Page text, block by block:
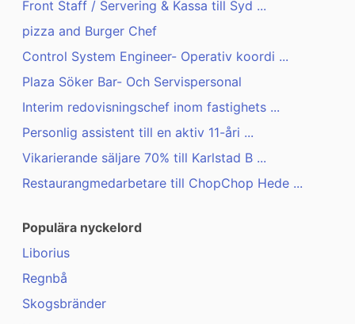
Front Staff / Servering & Kassa till Syd ...
pizza and Burger Chef
Control System Engineer- Operativ koordi ...
Plaza Söker Bar- Och Servispersonal
Interim redovisningschef inom fastighets ...
Personlig assistent till en aktiv 11-åri ...
Vikarierande säljare 70% till Karlstad B ...
Restaurangmedarbetare till ChopChop Hede ...
Populära nyckelord
Liborius
Regnbå
Skogsbränder